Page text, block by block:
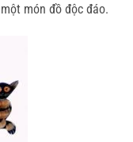
món đồ độc đáo.